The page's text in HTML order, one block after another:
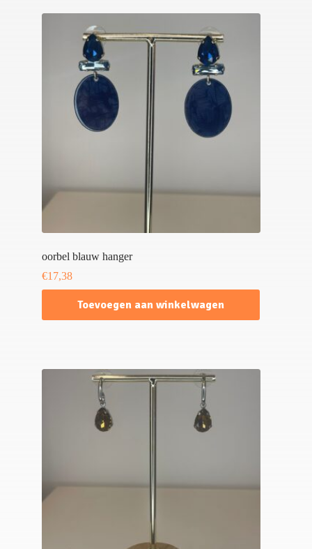
oorbel blauw hanger
€17,38
Toevoegen aan winkelwagen